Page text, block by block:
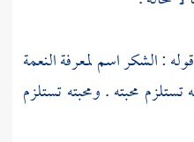
: الشكر اسم لمعرفة النعمة
تستلزم محبته . ومحبته تستلزم